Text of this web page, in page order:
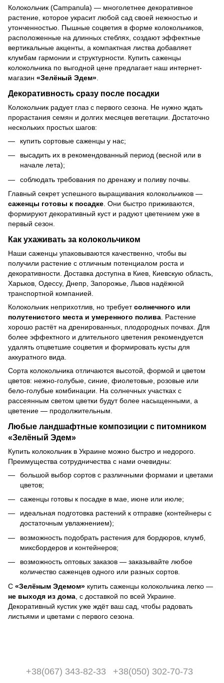
Колокольчик (Campanula) — многолетнее декоративное
растение, которое украсит любой сад своей нежностью и
утонченностью. Пышные соцветия в форме колокольчиков,
расположенные на длинных стеблях, создают эффектные
вертикальные акценты, а компактная листва добавляет
клумбам гармонии и структурности. Купить саженцы
колокольчика по выгодной цене предлагает наш интернет-
магазин «Зелёный Эдем»
Декоративность сразу после посадки
Колокольчик радует глаз с первого сезона. Не нужно ждать
прорастания семян и долгих месяцев вегетации. Достаточно
нескольких простых шагов:
купить сортовые саженцы у нас;
высадить их в рекомендованный период (весной или в
начале лета);
соблюдать требования по дренажу и поливу почвы.
Главный секрет успешного выращивания колокольчиков —
саженцы готовы к посадке . Они быстро приживаются,
формируют декоративный куст и радуют цветением уже в
первый сезон.
Как ухаживать за колокольчиком
Наши саженцы упаковываются качественно, чтобы вы
получили растение с отличным потенциалом роста и
декоративности. Доставка доступна в Киев, Киевскую область,
Харьков, Одессу, Днепр, Запорожье, Львов надёжной
транспортной компанией.
Колокольчик неприхотлив, но требуетсолнечного или
полутенистого места и умеренного полива . Растение
хорошо растёт на дренированных, плодородных почвах. Для
более эффектного и длительного цветения рекомендуется
удалять отцветшие соцветия и формировать кусты для
аккуратного вида.
Сорта колокольчика отличаются высотой, формой и цветом
цветов: нежно-голубые, синие, фиолетовые, розовые или
бело-голубые комбинации. На солнечных участках с
рассеянным светом цветки будут более насыщенными, а
цветение — продолжительным.
Любые ландшафтные композиции с питомником
«Зелёный Эдем»
Купить колокольчик в Украине можно быстро и недорого.
Преимущества сотрудничества с нами очевидны:
большой выбор сортов с различными формами и цветами
цветов;
саженцы готовы к посадке в мае, июне или июле;
идеальная подготовка растений к отправке (контейнеры с
достаточным увлажнением);
возможность подобрать растения для бордюров, клумб,
миксбордеров и контейнеров;
возможность оптовых заказов — заказывайте любое
количество саженцев одного или разных сортов.
С «Зелёным Эдемом» купить саженцы колокольчика легко —
не выходя из дома , с доставкой по всей Украине.
Декоративный кустик уже ждёт ваш сад, чтобы радовать
листьями и цветами с первого сезона.
+38(067) 343-82-33
+38(050) 302-70-73